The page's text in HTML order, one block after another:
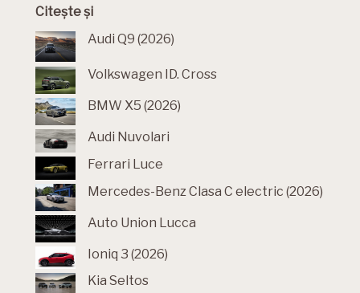
Citește și
Audi Q9 (2026)
Volkswagen ID. Cross
BMW X5 (2026)
Audi Nuvolari
Ferrari Luce
Mercedes-Benz Clasa C electric (2026)
Auto Union Lucca
Ioniq 3 (2026)
Kia Seltos